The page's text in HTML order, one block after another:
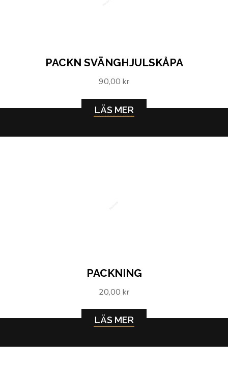
PACKN SVÄNGHJULSKÅPA
90,00 kr
LÄS MER
PACKNING
20,00 kr
LÄS MER